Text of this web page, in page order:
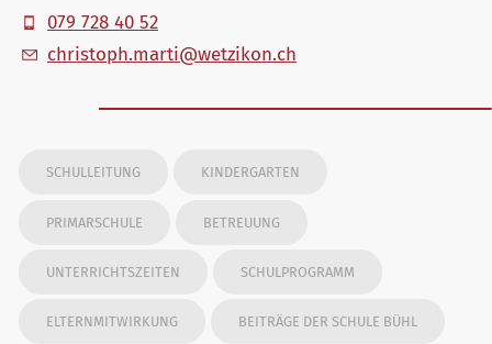
079 728 40 52
chr st ph m rt w tz k n ch
SCHULLEITUNG KINDERGARTEN
PRIMARSCHULE BETREUUNG
UNTERRICHTSZEITEN SCHULPROGRAMM
ELTERNMITWIRKUNG BEITRÄGE DER SCHULE BÜHL